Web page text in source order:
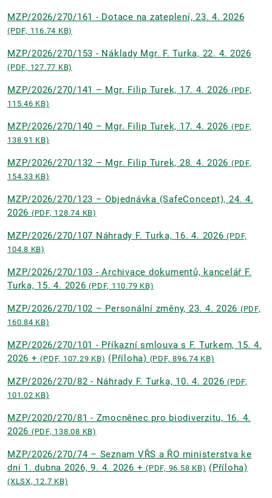
MZP/2026/270/161 - Dotace na zateplení, 23. 4. 2026
(PDF, 116.74 KB)
MZP/2026/270/153 - Náklady Mgr. F. Turka, 22. 4. 2026
(PDF, 127.77 KB)
MZP/2026/270/141 – Mgr. Filip Turek, 17. 4. 2026 (PDF,
115.46 KB)
MZP/2026/270/140 – Mgr. Filip Turek, 17. 4. 2026 (PDF,
138.91 KB)
MZP/2026/270/132 – Mgr. Filip Turek, 28. 4. 2026 (PDF,
154.33 KB)
MZP/2026/270/123 – Objednávka (SafeConcept), 24. 4.
2026 (PDF, 128.74 KB)
MZP/2026/270/107 Náhrady F. Turka, 16. 4. 2026(PDF,
104.8 KB)
MZP/2026/270/103 - Archivace dokumentů, kancelář F.
Turka, 15. 4. 2026(PDF, 110.79 KB)
MZP/2026/270/102 – Personální změny, 23. 4. 2026 (PDF,
160.84 KB)
MZP/2026/270/101 - Příkazní smlouva s F. Turkem, 15. 4.
2026 +(PDF, 107.29 KB) (Příloha) (PDF, 896.74 KB)
MZP/2026/270/82 - Náhrady F. Turka, 10. 4. 2026 (PDF,
101.02 KB)
MZP/2020/270/81 - Zmocněnec pro biodiverzitu, 16. 4.
2026 (PDF, 138.08 KB)
MZP/2026/270/74 – Seznam VŘS a ŘO ministerstva ke
dni 1. dubna 2026, 9. 4. 2026 + (PDF, 96.58 KB) (Příloha)
(XLSX, 12.7 KB)